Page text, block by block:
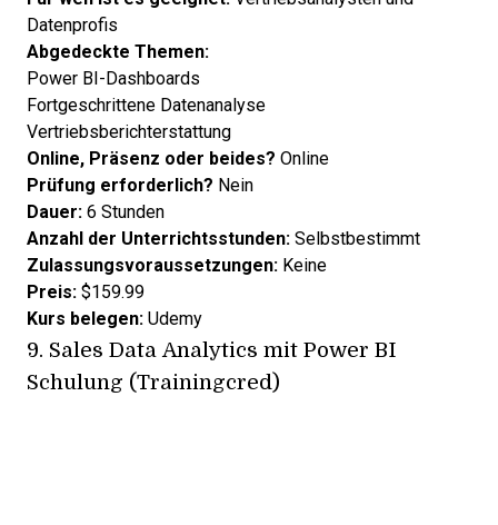
Datenprofis
Abgedeckte Themen:
Power BI-Dashboards
Fortgeschrittene Datenanalyse
Vertriebsberichterstattung
Online, Präsenz oder beides? Online
Prüfung erforderlich? Nein
Dauer: 6 Stunden
Anzahl der Unterrichtsstunden: Selbstbestimmt
Zulassungsvoraussetzungen: Keine
Preis: $159.99
Kurs belegen: Udemy
9. Sales Data Analytics mit Power BI
Schulung (Trainingcred)